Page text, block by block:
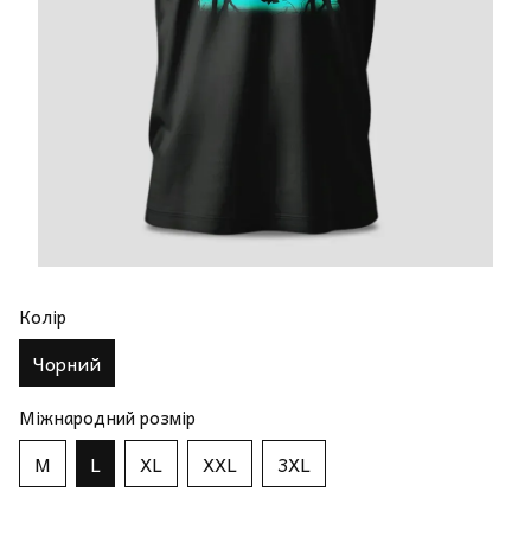
Колір
Чорний
Міжнародний розмір
M L XL XXL 3XL